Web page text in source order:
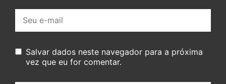
mail:
Salvar dados neste navegador para a próxima
vez que eu for comentar.